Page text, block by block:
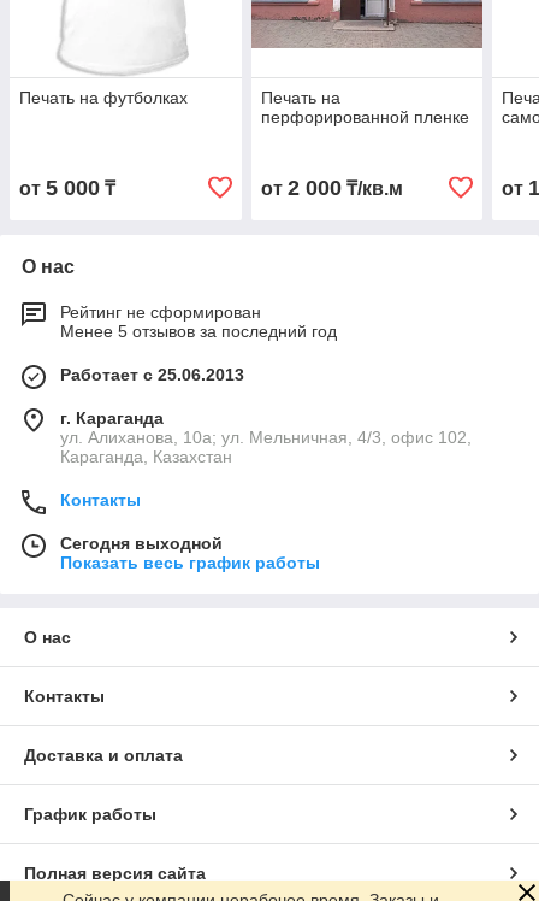
Печать на футболках
от 5 000 ₸
Печать на
перфорированной пленке
от 2 000₸/кв.м от
О нас
Рейтинг не сформирован
Менее 5 отзывов за последний год
Работает с 25.06.2013
г. Караганда
ул. Алиханова, 10а; ул. Мельничная, 4/3, офис 102,
Караганда, Казахстан
Контакты
Сегодня выходной
Показать весь график работы
О нас
Контакты
Доставка и оплата
График работы
Полная версия сайта